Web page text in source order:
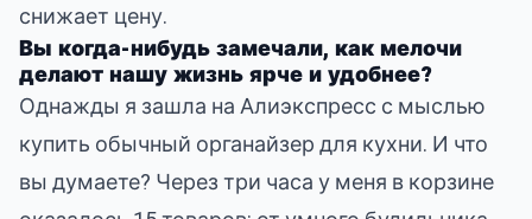
снижает цену.
Вы когда-нибудь замечали, как мелочи
делают нашу жизнь ярче и удобнее?
Однажды я зашла на Алиэкспресс с мыслью
купить обычный органайзер для кухни. И что
вы думаете? Через три часа у меня в корзине